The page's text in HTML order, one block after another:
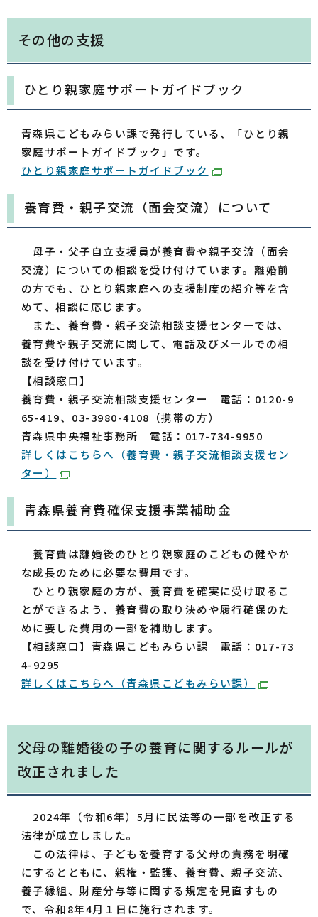
その他の支援
ひとり親家庭サポートガイドブック
青森県こどもみらい課で発行している、「ひとり親
家庭サポートガイドブック」です。
ひとり親家庭サポートガイドブック
養育費・親子交流（面会交流）について
母子・父子自立支援員が養育費や親子交流（面会
交流）についての相談を受け付けています。離婚前
の方でも、ひとり親家庭への支援制度の紹介等を含
めて、相談に応じます。
また、養育費・親子交流相談支援センターでは、
養育費や親子交流に関して、電話及びメールでの相
談を受け付けています。
【相談窓口】
養育費・親子交流相談支援センター 電話：0120-9
65-419、03-3980-4108（携帯の方）
青森県中央福祉事務所 電話：017-734-9950
詳しくはこちらへ（養育費・親子交流相談支援セン
ター）
青森県養育費確保支援事業補助金
養育費は離婚後のひとり親家庭のこどもの健やか
な成長のために必要な費用です。
ひとり親家庭の方が、養育費を確実に受け取るこ
とができるよう、養育費の取り決めや履行確保のた
めに要した費用の一部を補助します。
【相談窓口】青森県こどもみらい課 電話：017-73
4-9295
詳しくはこちらへ（青森県こどもみらい課）
父母の離婚後の子の養育に関するルールが
改正されました
2024年（令和6年）5月に民法等の一部を改正する
法律が成立しました。
この法律は、子どもを養育する父母の責務を明確
にするとともに、親権・監護、養育費、親子交流、
養子縁組、財産分与等に関する規定を見直すもの
で、令和8年4月１日に施行されます。